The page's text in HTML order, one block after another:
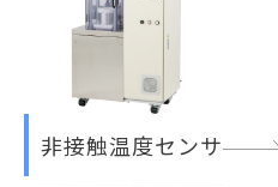
非接触温度センサ